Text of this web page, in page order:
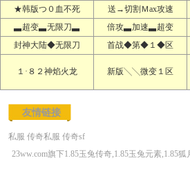
★韩版つ０血不死 送→切割Ｍax攻速
▃超变▃无限刀▃
倍攻▃加速▃超变
封神大陆◆无限刀
首战◆第◆１◆区
１·８２神焰火龙 新版╲╲微变１区
友情链接
私服 传奇私服 传奇sf
23ww.com旗下1.85玉兔传奇,1.85玉兔元素,1.85